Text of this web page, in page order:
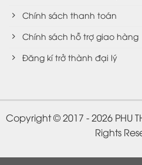
Chính sách thanh toán
Chính sách hỗ trợ giao hàng
Đăng kí trở thành đại lý
Copyright © 2017 - 2026 PHU
Rights